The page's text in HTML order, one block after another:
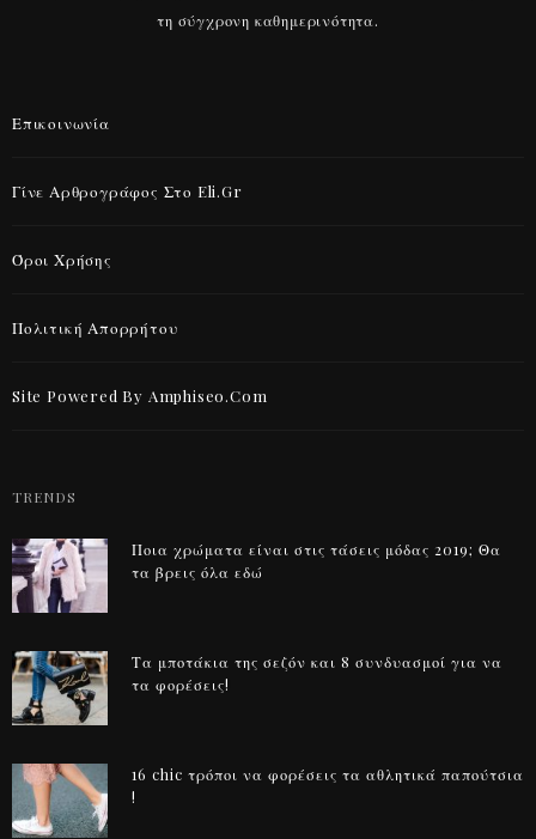
τη σύγχρονη καθημερινότητα.
Επικοινωνία
Γίνε Αρθρογράφος Στο Eli.gr
Όροι Χρήσης
Πολιτική Απορρήτου
Site Powered By Amphiseo.com
TRENDS
Ποια χρώματα είναι στις τάσεις μόδας 2019; Θα
τα βρεις όλα εδώ
Τα μποτάκια της σεζόν και 8 συνδυασμοί για να
τα φορέσεις!
16 chic τρόποι να φορέσεις τα αθλητικά παπούτσια
!